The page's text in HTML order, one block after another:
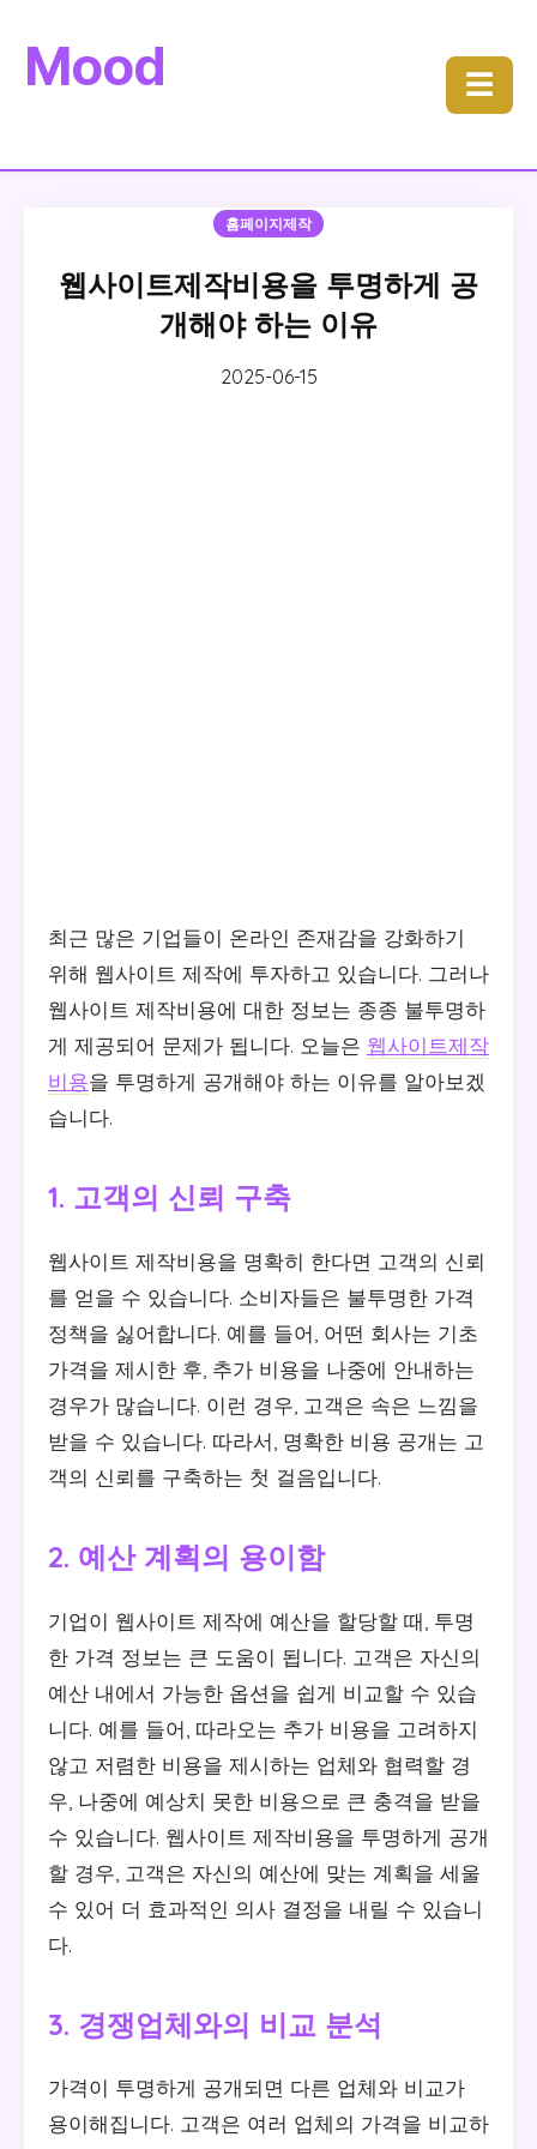
Mood ☰
홈페이지제작
웹사이트제작비용을 투명하게 공
개해야 하는 이유
2025-06-15
최근 많은 기업들이 온라인 존재감을 강화하기
위해 웹사이트 제작에 투자하고 있습니다. 그러나
웹사이트 제작비용에 대한 정보는 종종 불투명하
게 제공되어 문제가 됩니다. 오늘은 웹사이트제작
비용을 투명하게 공개해야 하는 이유를 알아보겠
습니다.
1. 고객의 신뢰 구축
웹사이트 제작비용을 명확히 한다면 고객의 신뢰
를 얻을 수 있습니다. 소비자들은 불투명한 가격
정책을 싫어합니다. 예를 들어, 어떤 회사는 기초
가격을 제시한 후, 추가 비용을 나중에 안내하는
경우가 많습니다. 이런 경우, 고객은 속은 느낌을
받을 수 있습니다. 따라서, 명확한 비용 공개는 고
객의 신뢰를 구축하는 첫 걸음입니다.
2. 예산 계획의 용이함
기업이 웹사이트 제작에 예산을 할당할 때, 투명
한 가격 정보는 큰 도움이 됩니다. 고객은 자신의
예산 내에서 가능한 옵션을 쉽게 비교할 수 있습
니다. 예를 들어, 따라오는 추가 비용을 고려하지
않고 저렴한 비용을 제시하는 업체와 협력할 경
우, 나중에 예상치 못한 비용으로 큰 충격을 받을
수 있습니다. 웹사이트 제작비용을 투명하게 공개
할 경우, 고객은 자신의 예산에 맞는 계획을 세울
수 있어 더 효과적인 의사 결정을 내릴 수 있습니
다.
3. 경쟁업체와의 비교 분석
가격이 투명하게 공개되면 다른 업체와 비교가
용이해집니다. 고객은 여러 업체의 가격을 비교하